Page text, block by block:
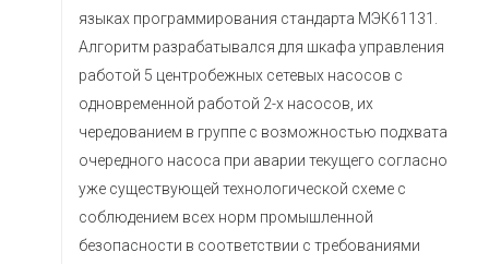
языках программирования стандарта МЭК61131.
Алгоритм разрабатывался для шкафа управления
работой 5 центробежных сетевых насосов с
одновременной работой 2-х насосов, их
чередованием в группе с возможностью подхвата
очередного насоса при аварии текущего согласно
уже существующей технологической схеме с
соблюдением всех норм промышленной
безопасности в соответствии с требованиями